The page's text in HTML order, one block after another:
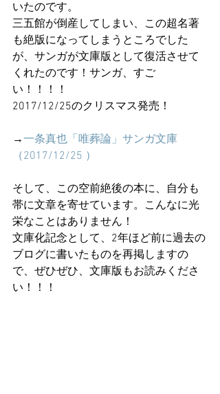
いたのです。
三五館が倒産してしまい、この超名著
も絶版になってしまうところでした
が、サンガが文庫版として復活させて
くれたのです！サンガ、すご
い！！！！
2017/12/25のクリスマス発売！
→一条真也「唯葬論」サンガ文庫
（2017/12/25 ）
そして、この空前絶後の本に、自分も
帯に文章を寄せています。こんなに光
栄なことはありません！
文庫化記念として、2年ほど前に過去の
ブログに書いたものを再掲しますの
で、ぜひぜひ、文庫版もお読みくださ
い！！！